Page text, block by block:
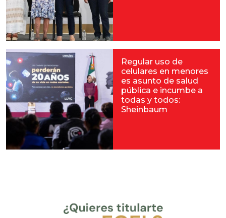
Regular uso de
celulares en menores
es asunto de salud
pública e incumbe a
todas y todos:
Sheinbaum